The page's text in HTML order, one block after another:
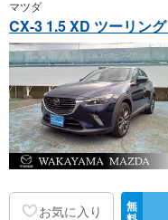
マツダ
CX-3 1.5 XD ツーリング
お気に入り 無